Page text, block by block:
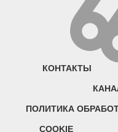
КОНТАКТЫ
ПОЛИТИКА
COOKIE